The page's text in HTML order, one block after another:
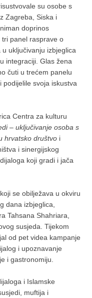
su osobe s
Zagreba, Siska i
doprinos
panel rasprave o
uključivanju izbjeglica
integraciji. Glas žena
čuti u trećem panelu
podijelile svoja iskustva
Centra za kulturu
– uključivanje osoba s
hrvatsko društvo i
i sinergijskog
koji gradi i jača
se obilježava u okviru
dana izbjeglica,
Tahsana Shahriara,
susjeda. Tijekom
od pet videa kampanje
i upoznavanje
i gastronomiju.
i Islamske
muftija i